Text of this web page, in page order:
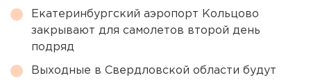
Екатеринбургский аэропорт Кольцово
закрывают для самолетов второй день
подряд
Выходные в Свердловской области будут